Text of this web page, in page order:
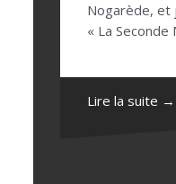
Nogarède, et
« La
Lire la suite →